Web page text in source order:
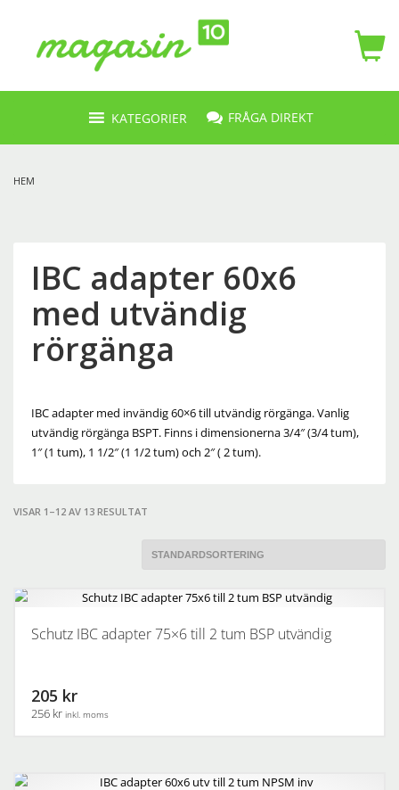
KATEGORIER FRÅGA DIREKT
HEM
IBC adapter 60x6
med utvändig
rörgänga
IBC adapter med invändig 60×6 till utvändig rörgänga. Vanlig
utvändig rörgänga BSPT. Finns i dimensionerna 3/4″ (3/4 tum),
1″ (1 tum), 1 1/2″ (1 1/2 tum) och 2″ ( 2 tum).
VISAR 1–12 AV 13 RESULTAT
Schutz IBC adapter 75×6 till 2 tum BSP utvändig
205 kr
256 kr inkl. moms